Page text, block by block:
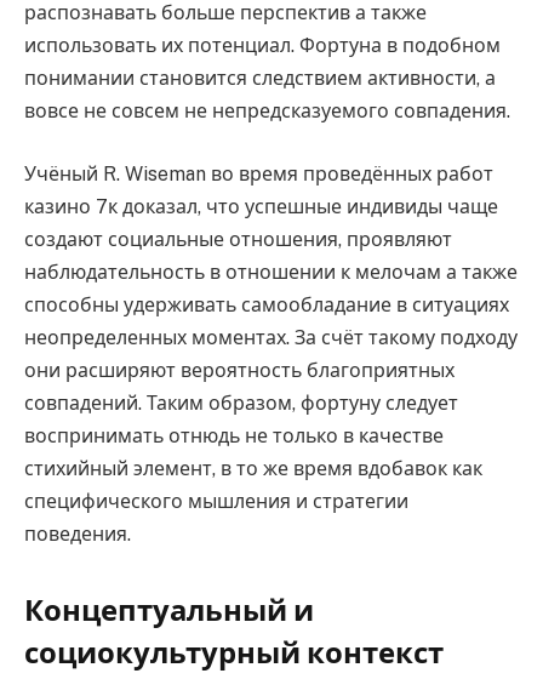
распознавать больше перспектив а также
использовать их потенциал. Фортуна в подобном
понимании становится следствием активности, а
вовсе не совсем не непредсказуемого совпадения.
Учёный R. Wiseman во время проведённых работ
казино 7к доказал, что успешные индивиды чаще
создают социальные отношения, проявляют
наблюдательность в отношении к мелочам а также
способны удерживать самообладание в ситуациях
неопределенных моментах. За счёт такому подходу
они расширяют вероятность благоприятных
совпадений. Таким образом, фортуну следует
воспринимать отнюдь не только в качестве
стихийный элемент, в то же время вдобавок как
специфического мышления и стратегии
поведения.
Концептуальный и
социокультурный контекст